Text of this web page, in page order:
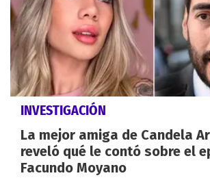
INVESTIGACIÓN
La mejor amiga de Candela
reveló qué le contó sobre el
Facundo Moyano